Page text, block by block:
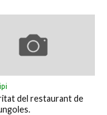
del restaurant de